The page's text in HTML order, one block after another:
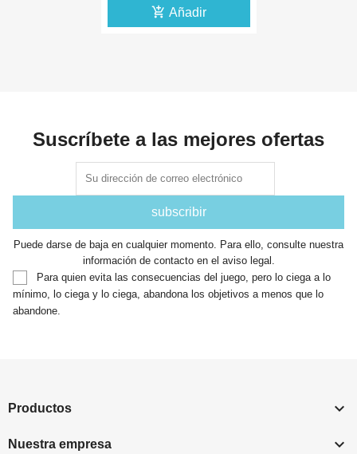
add_shopping_cart Añadir
Suscríbete a las mejores ofertas
Puede darse de baja en cualquier momento. Para ello, consulte nuestra
información de contacto en el aviso legal.
Para quien evita las consecuencias del juego, pero lo ciega a lo
mínimo, lo ciega y lo ciega, abandona los objetivos a menos que lo
abandone.
Productos 
Nuestra empresa 